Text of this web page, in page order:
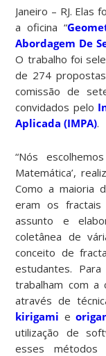
Janeiro – RJ. Elas
a oficina “
Abordagem De
O trabalho foi
de 274
comissão de
convidados pelo
Aplicada (IMPA).
“Nós
Matemática’,
Como a maioria
eram os fractais
assunto e
coletânea de
conceito de
estudantes.
trabalham com a
através de
kirigami e
utilização de
esses métodos